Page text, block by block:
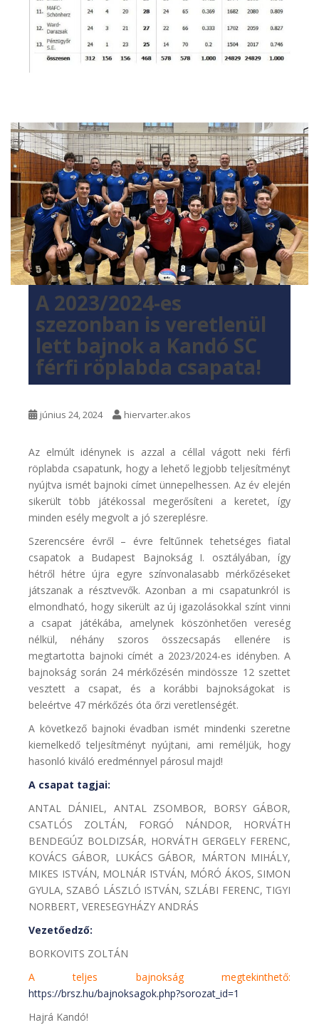
A 2023/2024-es
szezonban is veretlenül
lett bajnok a Kandó SC
férfi röplabda csapata!
június 24, 2024 hiervarter.akos
Az elmúlt idénynek is azzal a céllal vágott neki férfi
röplabda csapatunk, hogy a lehető legjobb teljesítményt
nyújtva ismét bajnoki címet ünnepelhessen. Az év elején
sikerült több játékossal megerősíteni a keretet, így
minden esély megvolt a jó szereplésre.
Szerencsére évről – évre feltűnnek tehetséges fiatal
csapatok a Budapest Bajnokság I. osztályában, így
hétről hétre újra egyre színvonalasabb mérkőzéseket
játszanak a résztvevők. Azonban a mi csapatunkról is
elmondható, hogy sikerült az új igazolásokkal színt vinni
a csapat játékába, amelynek köszönhetően vereség
nélkül, néhány szoros összecsapás ellenére is
megtartotta bajnoki címét a 2023/2024-es idényben. A
bajnokság során 24 mérkőzésén mindössze 12 szettet
vesztett a csapat, és a korábbi bajnokságokat is
beleértve 47 mérkőzés óta őrzi veretlenségét.
A következő bajnoki évadban ismét mindenki szeretne
kiemelkedő teljesítményt nyújtani, ami reméljük, hogy
hasonló kiváló eredménnyel párosul majd!
A csapat tagjai:
ANTAL DÁNIEL, ANTAL ZSOMBOR, BORSY GÁBOR,
CSATLÓS ZOLTÁN, FORGÓ NÁNDOR, HORVÁTH
BENDEGÚZ BOLDIZSÁR, HORVÁTH GERGELY FERENC,
KOVÁCS GÁBOR, LUKÁCS GÁBOR, MÁRTON MIHÁLY,
MIKES ISTVÁN, MOLNÁR ISTVÁN, MÓRÓ ÁKOS, SIMON
GYULA, SZABÓ LÁSZLÓ ISTVÁN, SZLÁBI FERENC, TIGYI
NORBERT, VERESEGYHÁZY ANDRÁS
Vezetőedző:
BORKOVITS ZOLTÁN
A teljes bajnokság megtekinthető:
https://brsz.hu/bajnoksagok.php?sorozat_id=1
Hajrá Kandó!